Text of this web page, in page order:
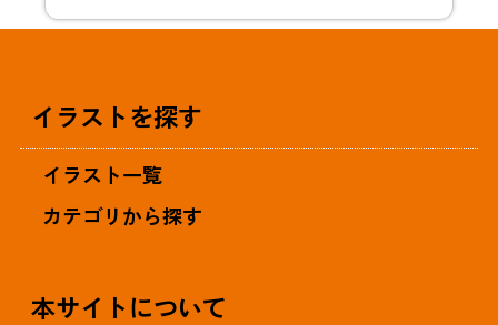
イラストを探す
イラスト一覧
カテゴリから探す
本サイトについて